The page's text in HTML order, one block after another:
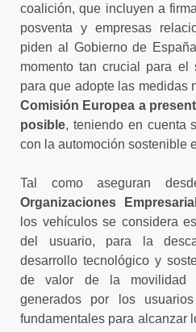
coalición, que incluyen a
posventa y empresas
piden al Gobierno de
momento tan crucial para el
para que adopte las medidas
Comisión Europea a
posible, teniendo en cuenta
con la automoción sostenible
Tal como aseguran
Organizaciones
los vehículos se considera
del usuario, para la
desarrollo tecnológico y
de valor de la movilidad
generados por los
fundamentales para alcanzar